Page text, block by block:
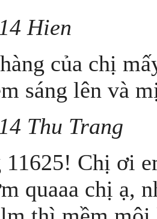
Hien
của chị
sáng lên và
Thu Trang
11625! Chị ơi
quaaa chị ạ,